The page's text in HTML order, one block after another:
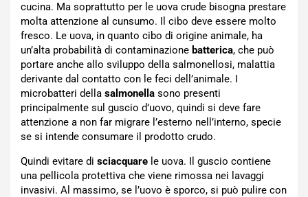
cucina. Ma soprattutto per le uova crude bisogna prestare
molta attenzione al cunsumo. Il cibo deve essere molto
fresco. Le uova, in quanto cibo di origine animale, ha
un’alta probabilità di contaminazione batterica, che può
portare anche allo sviluppo della salmonellosi, malattia
derivante dal contatto con le feci dell’animale. I
microbatteri della salmonella sono presenti
principalmente sul guscio d’uovo, quindi si deve fare
attenzione a non far migrare l’esterno nell’interno, specie
se si intende consumare il prodotto crudo.
Quindi evitare di sciacquare le uova. Il guscio contiene
una pellicola protettiva che viene rimossa nei lavaggi
invasivi. Al massimo, se l’uovo è sporco, si può pulire con